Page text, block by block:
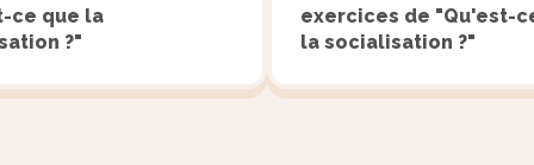
distinguer trois modes de transmission des normes et des
ce que la
?"
exercices de "Qu'est-
la socialisation ?"